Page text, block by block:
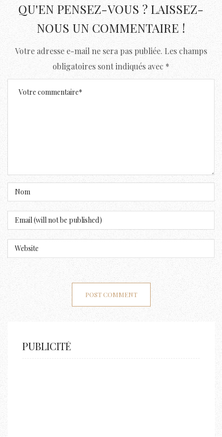
QU'EN PENSEZ-VOUS ? LAISSEZ-
NOUS UN COMMENTAIRE !
Votre adresse e-mail ne sera pas publiée. Les champs
obligatoires sont indiqués avec*
PUBLICITÉ